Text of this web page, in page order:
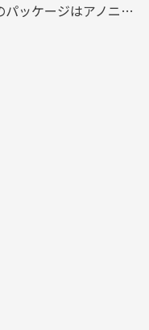
アラビックヤマトのパッケージはアノニマスデザインの醍醐味